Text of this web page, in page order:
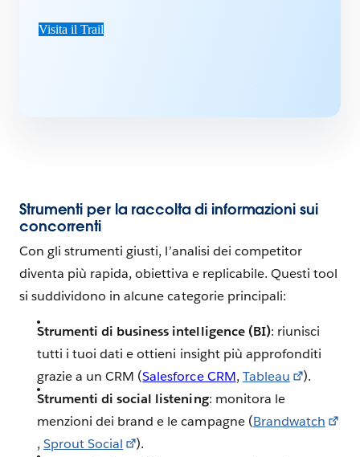
Visita il Trail
Strumenti per la raccolta di informazioni sui
concorrenti
Con gli strumenti giusti, l’analisi dei competitor
diventa più rapida, obiettiva e replicabile. Questi tool
si suddividono in alcune categorie principali:
Strumenti di business intelligence (BI): riunisci
tutti i tuoi dati e ottieni insight più approfonditi
grazie a un CRM (Salesforce CRM, Tableau
).
Strumenti di social listening: monitora le
menzioni dei brand e le campagne (Brandwatch
,Sprout Social
).